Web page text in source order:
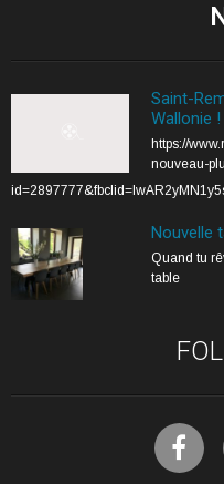
Saint-
Wallonie !
https://
nouveau-
Nouvelle
Quand tu
table